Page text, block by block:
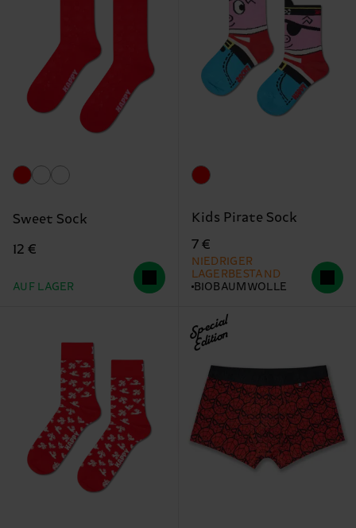
Sweet Sock
12 €
AUF LAGER
Kids Pirate Sock
7 €
NIEDRIGER
LAGERBESTAND
BIOBAUMWOLLE
Special
Edition